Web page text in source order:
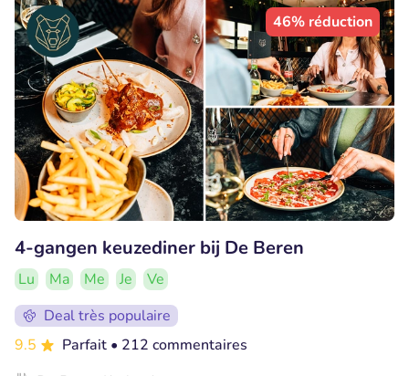
46% réduction
4-gangen keuzediner bij De Beren
Lu Ma Me Je
Ve
Deal très populaire
9.5
Parfait • 212 commentaires